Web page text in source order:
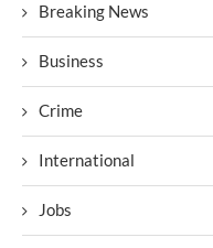
Breaking News
Business
Crime
International
Jobs